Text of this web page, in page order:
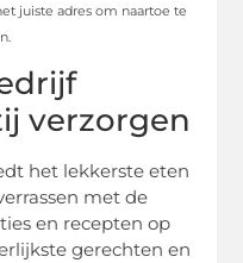
juiste adres om naartoe te
verzorgen
het lekkerste eten
met de
en recepten op
gerechten en